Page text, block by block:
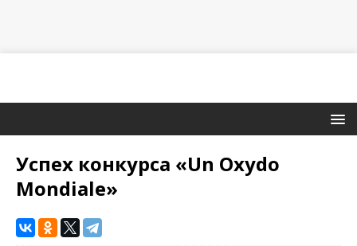
Успех конкурса «Un Oxydo
Mondiale»